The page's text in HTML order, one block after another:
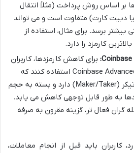
بر اساس روش پرداخت (مثلاً انتقال
یا دبیت کارت) متفاوت است و می تواند
یا حتی بیشتر برسد. برای مثال، استفاده از
کارمزد را دارد.
برای کاهش کارمزدها، کاربران
می توانند از پلتفرم Coinbase Advanced استفاده کنند که
ساختار کارمزد میکر/تیکر (Maker/Taker) دارد و بسته به حجم
به طور قابل توجهی کاهش می یابد.
گران فعال تر، گزینه مقرون به صرفه
کاربران باید قبل از انجام معاملات،